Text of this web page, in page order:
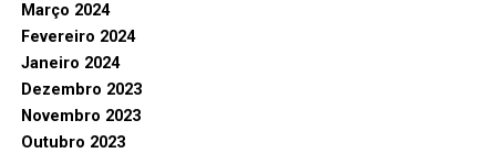
Março 2024
Fevereiro 2024
Janeiro 2024
Dezembro 2023
Novembro 2023
Outubro 2023